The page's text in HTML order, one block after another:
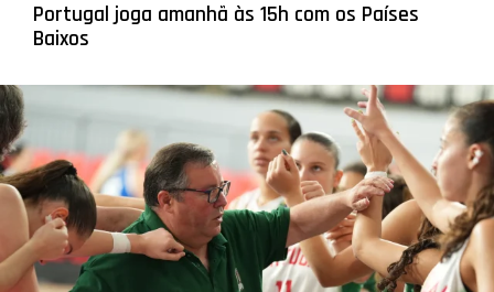
Portugal joga amanhã às 15h com os Países
Baixos